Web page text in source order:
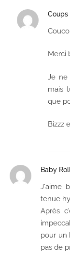
Coups
Merci
Je ne
mais
que
Bizzz
Baby
J'aime
tenue
Après
pour un
pas de